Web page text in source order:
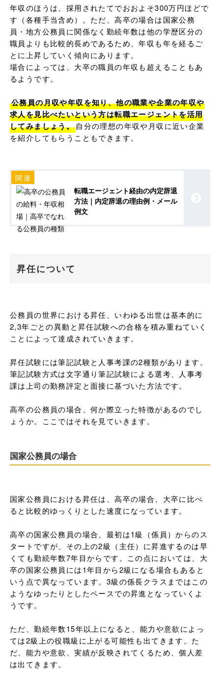
年収のほうは、採用されたてでおおよそ300万円ほどで
す（各種手当含め）。ただ、高卒の場合は国家公務
員・地方公務員に関係なく勤続年数は他の学歴区分の
職員よりも比較的長めであるため、年収も年を経るご
とに上昇していく傾向にあります。
場合によっては、大卒の職員の年収も超えることもあ
るようです。
公務員の月収や年収を知り、他の職業や企業の年収や
求人を見比べたいという方は転職エージェントを活用
してみましょう。 自分の理想の年収や月収に近い企業
を紹介してもらうこともできます。
転職エージェント経由の内定辞退
方法｜内定辞退の理由例・メール
例文
昇任について
公務員の世界における昇任、いわゆる出世は基本的に
2,3年ごとの異動と昇任試験への合格を積み重ねていく
ことによって達成されていきます。
昇任試験には筆記試験と人事考課の2種類があります。
筆記試験方式は文字通り筆記試験による選考、人事考
課は上司の勤務評定と面接に基づいた方法です。
高卒の公務員の場合、何か際立った特徴があるのでし
ょうか。ここではそれを見ていきます。
国家公務員の場合
国家公務員における昇任は、高卒の場合、大卒に比べ
ると比較的ゆっくりとした速度になっています。
高卒の国家公務員の場合、最初は1級（係員）からのス
タートですが、その上の2級（主任）に昇進するのは早
くても勤続年数7年目からです。この点においては、大
卒の国家公務員には1年目から2級になる場合もあると
いう点で異なっています。3級の係長クラスまではこの
ようなゆったりとしたペースでの昇進となっていくよ
うです。
ただ、勤続年数15年以上になると、能力や意欲によっ
ては2級上の役職級に上がる可能性も出てきます。た
だ、能力や意欲、実績が反映されてくるため、個人差
は出てきます。